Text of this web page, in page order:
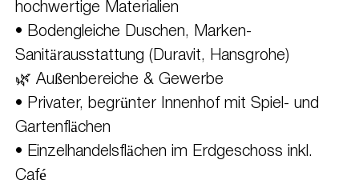
hochwertige Materialien
• Bodengleiche Duschen, Marken-
Sanitärausstattung (Duravit, Hansgrohe)
🌿 Außenbereiche & Gewerbe
• Privater, begrünter Innenhof mit Spiel- und
Gartenflächen
• Einzelhandelsflächen im Erdgeschoss inkl.
Café